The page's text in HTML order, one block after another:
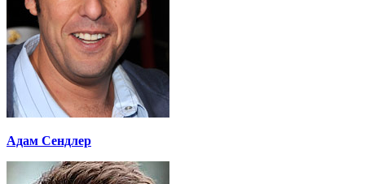
Адам Сендлер